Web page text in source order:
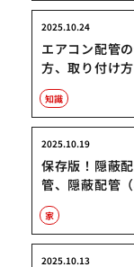
エアコン配管
方、取り付け方
2025.10.24
知識
保存版！隠蔽
管、隠蔽配管
2025.10.19
家
2025.10.13